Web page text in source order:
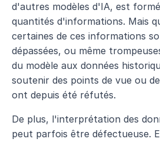
d'autres modèles d'IA, est
quantités d'informations. Mais
certaines de ces informations
dépassées, ou même
du modèle aux données
soutenir des points de vue ou
ont depuis été réfutés.
De plus, l'interprétation des
peut parfois être défectueuse.